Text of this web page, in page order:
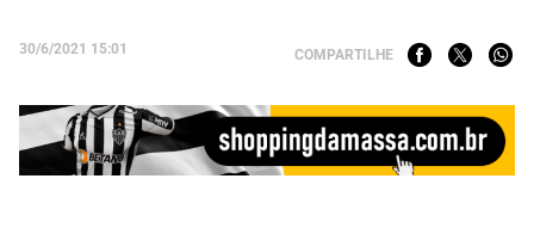
30/6/2021 15:01 COMPARTILHE